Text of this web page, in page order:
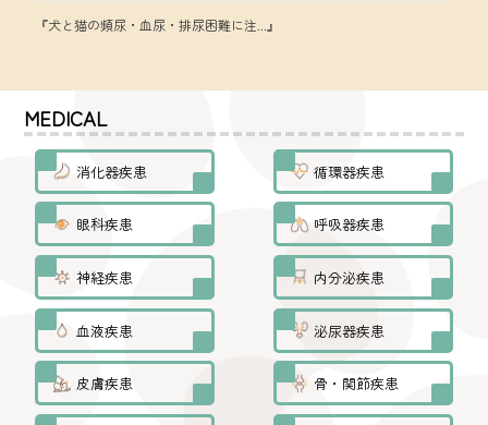
『犬と猫の頻尿・血尿・排尿困難に注...』
MEDICAL
消化器疾患 循環器疾患
眼科疾患 呼吸器疾患
神経疾患 内分泌疾患
血液疾患 泌尿器疾患
皮膚疾患 骨・関節疾患